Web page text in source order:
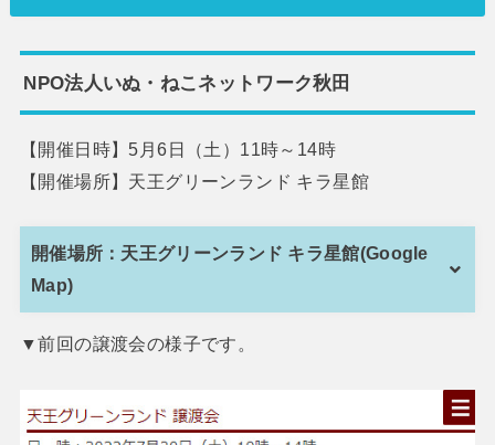
NPO法人いぬ・ねこネットワーク秋田
【開催日時】5月6日（土）11時～14時
【開催場所】天王グリーンランド キラ星館
開催場所：天王グリーンランド キラ星館(Google
Map)
▼前回の譲渡会の様子です。